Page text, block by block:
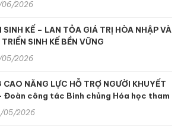
06/2026
SINH KẾ – LAN TỎA GIÁ TRỊ HÒA NHẬP VÀ
SINH KẾ BỀN VỮNG
05/2026
CAO NĂNG LỰC HỖ TRỢ NGƯỜI KHUYẾT
Đoàn công tác Binh chủng Hóa học tham
học tập kinh nghiệm hỗ trợ người khuyết
nạn nhân chất độc da cam tại Nhật Bản
05/2026